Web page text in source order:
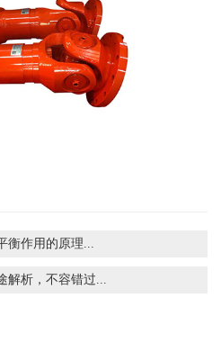
衡作用的原理...
解析，不容错过...